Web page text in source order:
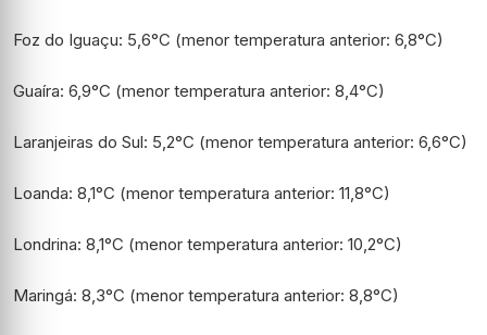
Foz do Iguaçu: 5,6°C (menor temperatura anterior: 6,8°C)
Guaíra: 6,9°C (menor temperatura anterior: 8,4°C)
Laranjeiras do Sul: 5,2°C (menor temperatura anterior: 6,6°C)
Loanda: 8,1°C (menor temperatura anterior: 11,8°C)
Londrina: 8,1°C (menor temperatura anterior: 10,2°C)
Maringá: 8,3°C (menor temperatura anterior: 8,8°C)